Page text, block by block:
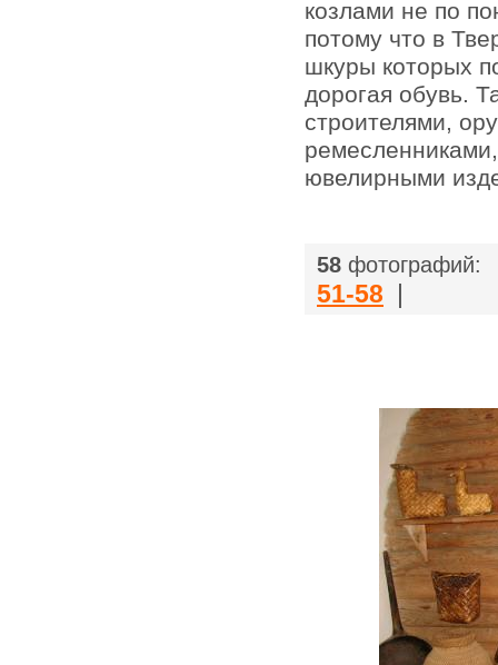
козлами не по
потому что в
шкуры которых
дорогая обувь.
строителями,
ювелирными
58 фотографий:
51-58 |